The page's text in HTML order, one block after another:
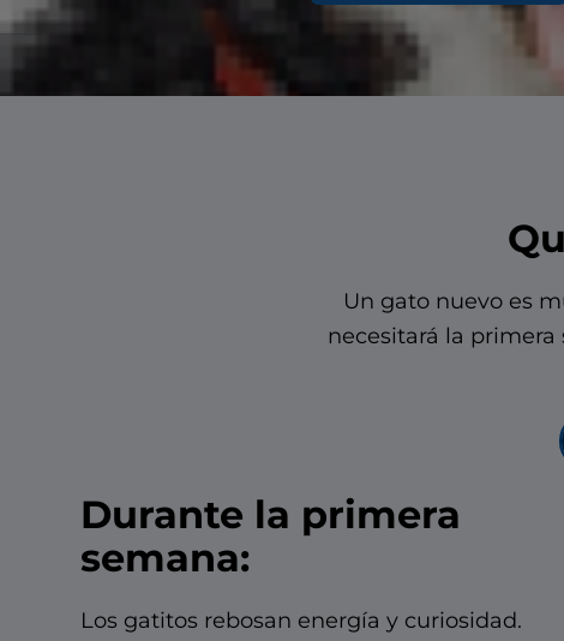
Un gato nuevo es
necesitará la primera
Durante la primera
semana:
Los gatitos rebosan energía y curiosidad.